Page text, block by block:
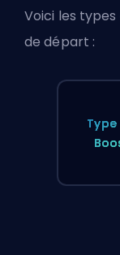
Voici les
de départ :
Type